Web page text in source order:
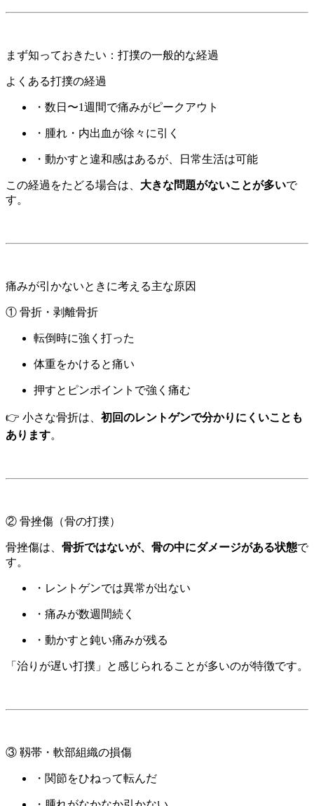
まず知っておきたい：打撲の一般的な経過
よくある打撲の経過
・数日〜1週間で痛みがピークアウト
・腫れ・内出血が徐々に引く
・動かすと違和感はあるが、日常生活は可能
この経過をたどる場合は、 大きな問題がないことが多いで
す。
痛みが引かないときに考える主な原因
① 骨折・剥離骨折
転倒時に強く打った
体重をかけると痛い
押すとピンポイントで強く痛む
👉 小さな骨折は、 初回のレントゲンで分かりにくいことも
あります。
② 骨挫傷（骨の打撲）
骨挫傷は、 骨折ではないが、骨の中にダメージがある状態で
す。
・レントゲンでは異常が出ない
・痛みが数週間続く
・動かすと鈍い痛みが残る
「治りが遅い打撲」と感じられることが多いのが特徴です。
③ 靱帯・軟部組織の損傷
・関節をひねって転んだ